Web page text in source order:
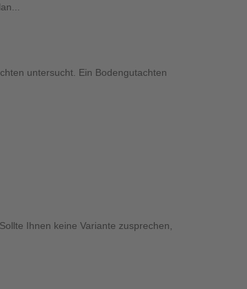
untersucht. Ein Bodengutachten
Ihnen keine Variante zusprechen,